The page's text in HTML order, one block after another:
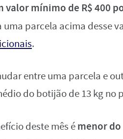
valor mínimo de R$ 400
parcela acima desse
.
entre uma parcela e
do botijão de 13 kg no
deste mês émenor do